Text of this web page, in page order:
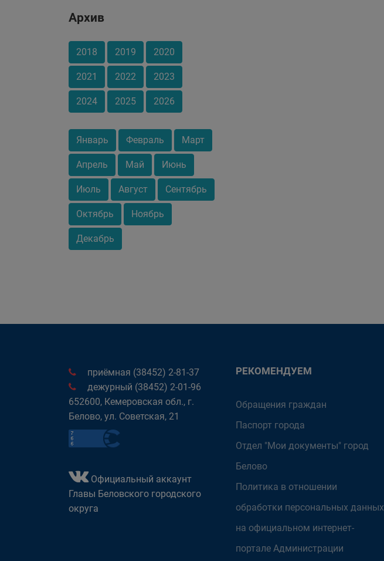
Архив
2018 2019 2020
2021 2022 2023
2024 2025 2026
Январь Февраль Март
Апрель Май Июнь
Июль Август Сентябрь
Октябрь Ноябрь
Декабрь
приёмная (38452) 2-81-37
дежурный (38452) 2-01-96
652600, Кемеровская обл., г.
Белово, ул. Советская, 21
Официальный аккаунт
Главы Беловского городского
округа
РЕКОМЕНДУЕМ
Обращения граждан
Паспорт города
Отдел "Мои документы" город
Белово
Политика в отношении
обработки персональных данных
на официальном интернет-
портале Администрации